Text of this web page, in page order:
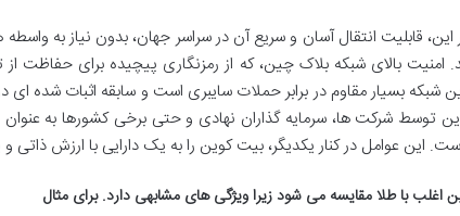
این، قابلیت انتقال آسان و سریع آن در سراسر جهان، بدون نیاز به
بالای شبکه بلاک چین، که از رمزنگاری پیچیده برای حفاظت از
شبکه بسیار مقاوم در برابر حملات سایبری است و سابقه اثبات شده
توسط شرکت ها، سرمایه گذاران نهادی و حتی برخی کشورها به
این عوامل در کنار یکدیگر، بیت کوین را به یک دارایی با ارزش ذاتی و
اغلب با طلا مقایسه می شود زیرا ویژگی های مشابهی دارد. برای مثال